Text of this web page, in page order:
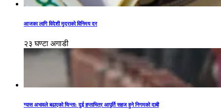
आजका लागि विदेशी मुद्राको विनिमय दर
२३ घण्टा अगाडी
ग्यास अभावले बढाएको चिन्ता: दुई हप्ताभित्र आपूर्ति सहज हुने निगमको दाबी